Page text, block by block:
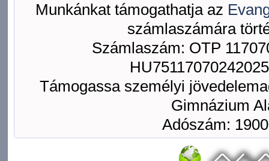
Munkánkat támogathatja az
számlaszámára
Számlaszám: OTP
Támogassa személyi
Gimnázium
Adószám: